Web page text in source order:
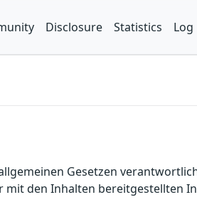
Disclosure Statistics Log
Gesetzen
mit den Inhalten bereitgestellten